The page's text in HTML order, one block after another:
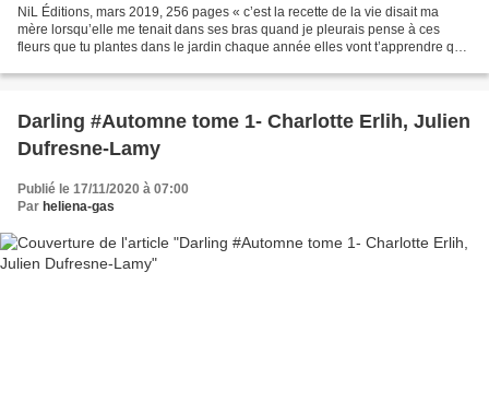
NiL Éditions, mars 2019, 256 pages « c’est la recette de la vie disait ma
mère lorsqu’elle me tenait dans ses bras quand je pleurais pense à ces
fleurs que tu plantes dans le jardin chaque année elles vont t’apprendre que
Darling #Automne tome 1- Charlotte Erlih, Julien
Dufresne-Lamy
Publié le 17/11/2020 à 07:00
Par heliena-gas